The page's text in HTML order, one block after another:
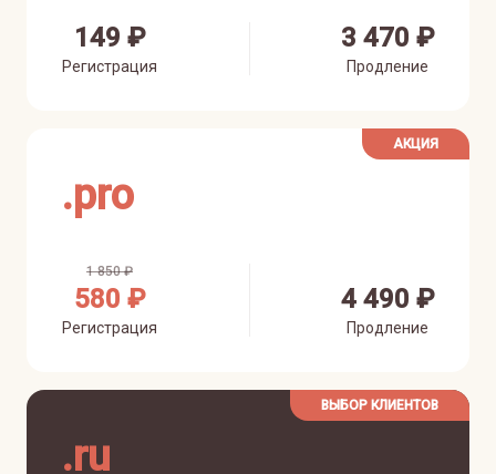
149 ₽
Регистрация
3 470 ₽
Продление
АКЦИЯ
.pro
1 850 ₽
580 ₽
Регистрация
4 490 ₽
Продление
ВЫБОР КЛИЕНТОВ
.ru